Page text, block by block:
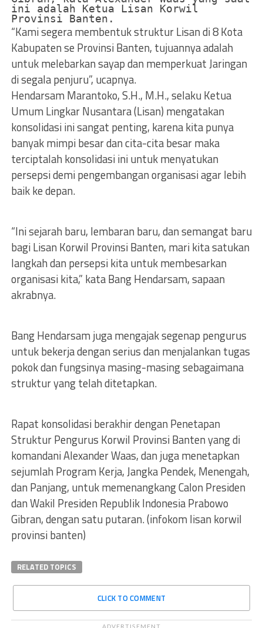
ini adalah Ketua Lisan Korwil
Provinsi Banten.
“Kami segera membentuk struktur Lisan di 8 Kota
Kabupaten se Provinsi Banten, tujuannya adalah
untuk melebarkan sayap dan memperkuat Jaringan
di segala penjuru”, ucapnya.
Hendarsam Marantoko, S.H., M.H., selaku Ketua
Umum Lingkar Nusantara (Lisan) mengatakan
konsolidasi ini sangat penting, karena kita punya
banyak mimpi besar dan cita-cita besar maka
terciptalah konsolidasi ini untuk menyatukan
persepsi demi pengembangan organisasi agar lebih
baik ke depan.
“Ini sejarah baru, lembaran baru, dan semangat baru
bagi Lisan Korwil Provinsi Banten, mari kita satukan
langkah dan persepsi kita untuk membesarkan
organisasi kita,” kata Bang Hendarsam, sapaan
akrabnya.
Bang Hendarsam juga mengajak segenap pengurus
untuk bekerja dengan serius dan menjalankan tugas
pokok dan fungsinya masing-masing sebagaimana
struktur yang telah ditetapkan.
Rapat konsolidasi berakhir dengan Penetapan
Struktur Pengurus Korwil Provinsi Banten yang di
komandani Alexander Waas, dan juga menetapkan
sejumlah Program Kerja, Jangka Pendek, Menengah,
dan Panjang, untuk memenangkang Calon Presiden
dan Wakil Presiden Republik Indonesia Prabowo
Gibran, dengan satu putaran. (infokom lisan korwil
provinsi banten)
RELATED TOPICS
CLICK TO COMMENT
ADVERTISEMENT